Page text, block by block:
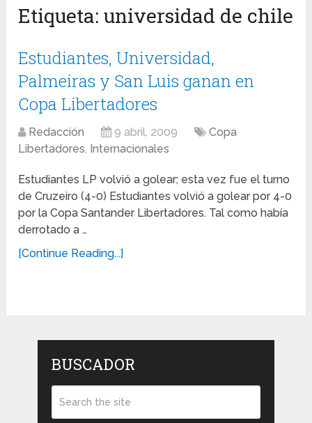
Etiqueta:universidad de chile
Estudiantes, Universidad,
Palmeiras y San Luis ganan en
Copa Libertadores
Redacción 9 abril, 2009
Copa
Libertadores, Internacionales
Estudiantes LP volvió a golear; esta vez fue el turno
de Cruzeiro (4-0) Estudiantes volvió a golear por 4-0
por la Copa Santander Libertadores. Tal como había
derrotado a …
[Continue Reading...]
BUSCADOR